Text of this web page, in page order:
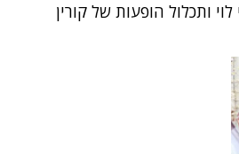
ותכלול הופעות של קורין